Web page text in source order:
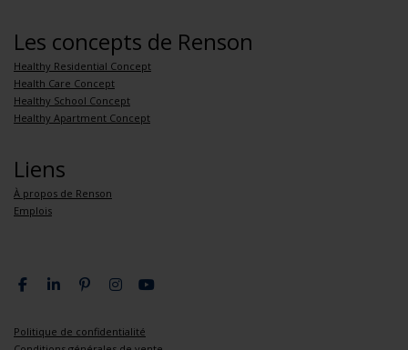
Les concepts de Renson
Healthy Residential Concept
Health Care Concept
Healthy School Concept
Healthy Apartment Concept
Liens
À propos de Renson
Emplois
Politique de confidentialité